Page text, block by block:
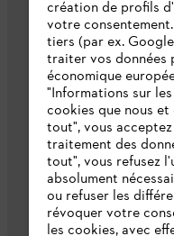
création de profils
votre
tiers (par ex.
traiter vos données
économique
"Informations sur
cookies que nous
tout", vous
traitement des
tout", vous refusez
absolument
ou refuser les
révoquer votre
les cookies, avec